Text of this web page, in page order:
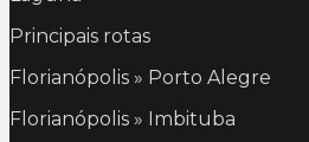
Principais rotas
Florianópolis » Porto Alegre
Florianópolis » Imbituba